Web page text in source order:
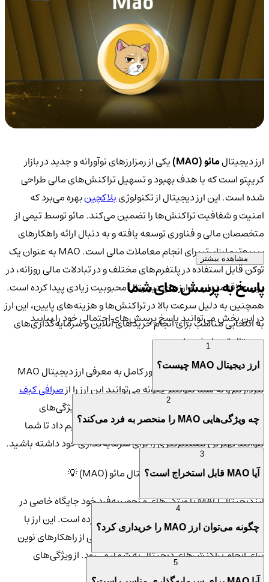
ارز دیجیتالمائو (MAO)
یکی از رمزارزهای نوآورانه و جدید در بازار
کریپتو است که با هدف بهبود و تسهیل تراکنش‌های مالی طراحی
شده است. این ارز دیجیتال از تکنولوژیبلاکچینبهره می‌برد که
امنیت و شفافیت تراکنش‌ها را تضمین می‌کند. مائو توسط تیمی از
متخصصان مالی و فناوری توسعه یافته و به دنبال ارائه راهکارهای
سریع‌تر و ارزان‌تر برای انجام معاملات مالی است. MAO به عنوان یک
توکن قابل استفاده در پلتفرم‌های مختلف و در تبادلات مالی روزانه، در
بین علاقه‌مندان به ارزهای دیجیتال محبوبیت زیادی پیدا کرده است.
همچنین به دلیل سرعت بالا در تراکنش‌ها و هزینه‌های پایین، این ارز
به انتخابی مناسب برای انجام خریدهای آنلاین و سرمایه‌گذاری‌های
دیجیتال تبدیل شده است.
در این مقاله، قصد داریم به طور کامل به معرفی ارز دیجیتال MAO
بپردازیم و به شما بگوییم چگونه می‌توانید این ارز را ازصرافی کیف
خریداری کنید. همچنین اطلاعاتی درباره ویژگی‌های
منحصربه‌فرد MAO، مزایا و آینده این ارز ارائه خواهیم داد تا شما
بتوانید بهترین تصمیم‌گیری را برای سرمایه‌گذاری خود داشته باشید.
ویژگی‌های منحصر به فرد ارز دیجیتال مائو (MAO) 💡
ارز دیجیتال MAO با ویژگی‌های منحصربه‌فرد خود جایگاه خاصی در
بازار ارزهای دیجیتال و دنیای بلاکچین کسب کرده است. این ارز با
تمرکز بر سرعت، امنیت و هزینه‌های پایین، یکی از راهکارهای نوین
برای انجام تراکنش‌های دیجیتال به شمار می‌رود. از ویژگی‌های
برجسته آن می‌توان به موارد زیر اشاره کرد:
مشاهده بیشتر
پاسخ به پرسش های شما
در این بخش می‌توانید پاسخ پرسش‌های احتمالی خود را بیابید
ارز دیجیتال MAO چیست؟
چه ویژگی‌هایی MAO را منحصر به فرد می‌کند؟
آیا MAO قابل استخراج است؟
چگونه می‌توان ارز MAO را خریداری کرد؟